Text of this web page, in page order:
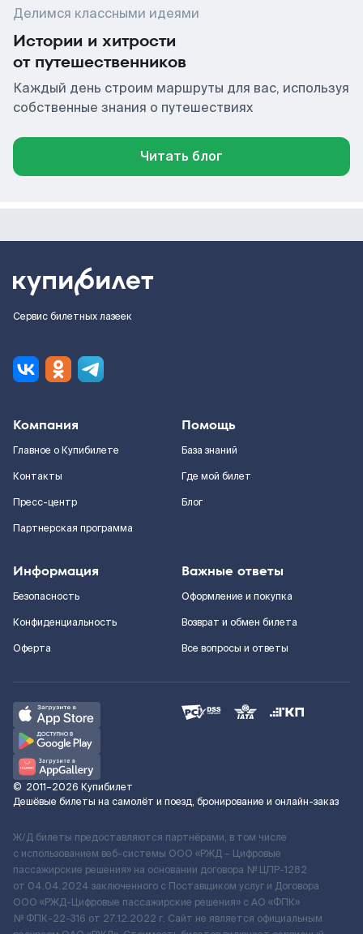
Делимся классными идеями
Истории и хитрости
от путешественников
Каждый день строим маршруты для вас, используя
собственные знания о путешествиях
Читать блог
Сервис билетных лазеек
Компания
Главное о Купибилете
Контакты
Пресс-центр
Партнерская программа
Помощь
База знаний
Где мой билет
Блог
Информация
Безопасность
Конфиденциальность
Оферта
Важные ответы
Оформление и покупка
Возврат и обмен билета
Все вопросы и ответы
© 2011–2026 Купибилет
Дешёвые билеты на самолёт и поезд, бронирование и онлайн-заказ
Ж/Д билеты предоставляются партнёрами, в том числе
с использованием веб-системы ООО «РЖД – Цифровые
пассажирские решения» на основании договора № ЦПР-1282
от 04.04.2024 заключенного с Поставщиком услуг и Договора
ООО «РЖД-Цифровые пассажирские решения» c АО «ФПК»
№ ФПК-22-316 от 27.12.2022 г. Сайт не является официальным